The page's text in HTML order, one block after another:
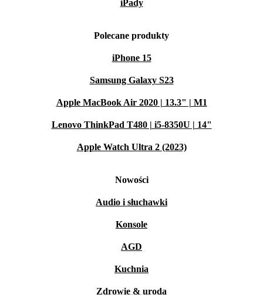
iPady
Polecane produkty
iPhone 15
Samsung Galaxy S23
Apple MacBook Air 2020 | 13.3" | M1
Lenovo ThinkPad T480 | i5-8350U | 14"
Apple Watch Ultra 2 (2023)
Nowości
Audio i słuchawki
Konsole
AGD
Kuchnia
Zdrowie & uroda